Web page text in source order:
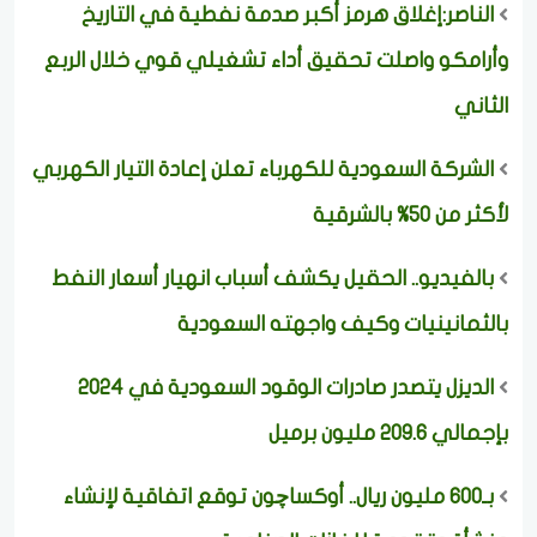
الناصر:إغلاق هرمز أكبر صدمة نفطية في التاريخ
وأرامكو واصلت تحقيق أداء تشغيلي قوي خلال الربع
الثاني
الشركة السعودية للكهرباء تعلن إعادة التيار الكهربي
لأكثر من 50% بالشرقية
بالفيديو.. الحقيل يكشف أسباب انهيار أسعار النفط
بالثمانينيات وكيف واجهته السعودية
الديزل يتصدر صادرات الوقود السعودية في 2024
بإجمالي 209.6 مليون برميل
بـ600 مليون ريال.. أوكساچون توقع اتفاقية لإنشاء